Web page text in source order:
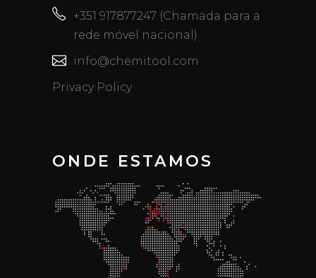
+351 917877247 (Chamada para a
rede móvel nacional)
info@chemitool.com
Privacy Policy
ONDE ESTAMOS